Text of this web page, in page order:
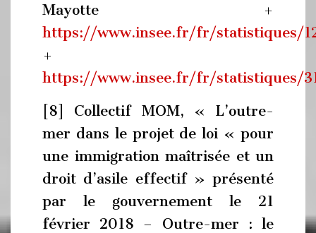
Mayotte +
https://www.insee.fr/fr/statistiques/
+
https://www.insee.fr/fr/statistiques/
[8] Collectif MOM, « L’outre-
mer dans le projet de loi « pour
une immigration maîtrisée et un
droit d’asile effectif » présenté
par le gouvernement le 21
février 2018 – Outre-mer : le